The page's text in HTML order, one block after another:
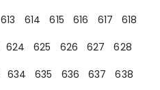
613 614 615 616 617
618
624 625 626 627
628
634 635 636 637
638